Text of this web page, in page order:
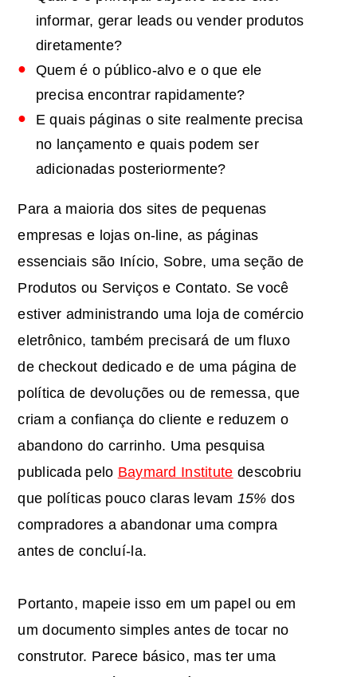
informar, gerar leads ou vender produtos
diretamente?
Quem é o público-alvo e o que ele
precisa encontrar rapidamente?
E quais páginas o site realmente precisa
no lançamento e quais podem ser
adicionadas posteriormente?
Para a maioria dos sites de pequenas
empresas e lojas on-line, as páginas
essenciais são Início, Sobre, uma seção de
Produtos ou Serviços e Contato. Se você
estiver administrando uma loja de comércio
eletrônico, também precisará de um fluxo
de checkout dedicado e de uma página de
política de devoluções ou de remessa, que
criam a confiança do cliente e reduzem o
abandono do carrinho. Uma pesquisa
publicada pelo Baymard Institute descobriu
que políticas pouco claras levam 15% dos
compradores a abandonar uma compra
antes de concluí-la.
Portanto, mapeie isso em um papel ou em
um documento simples antes de tocar no
construtor. Parece básico, mas ter uma